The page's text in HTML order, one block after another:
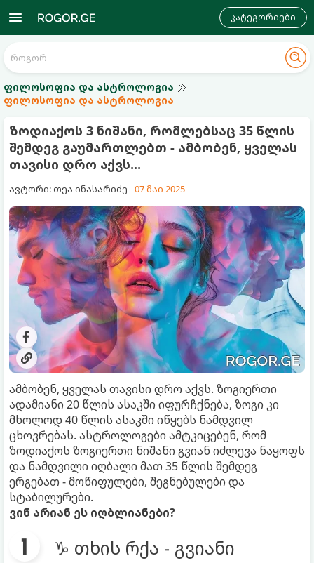
კატეგორიები
ფილოსოფია და ასტროლოგია
ფილოსოფია და ასტროლოგია
ზოდიაქოს 3 ნიშანი, რომლებსაც 35 წლის
შემდეგ გაუმართლებთ - ამბობენ, ყველას
თავისი დრო აქვს...
ავტორი: თეა ინასარიძე 07 მაი 2025
ამბობენ, ყველას თავისი დრო აქვს. ზოგიერთი
ადამიანი 20 წლის ასაკში იფურჩქნება, ზოგი კი
მხოლოდ 40 წლის ასაკში იწყებს ნამდვილ
ცხოვრებას. ასტროლოგები ამტკიცებენ, რომ
ზოდიაქოს ზოგიერთი ნიშანი გვიან იძლევა ნაყოფს
და ნამდვილი იღბალი მათ 35 წლის შემდეგ
ერგებათ - მოწიფულები, შეგნებულები და
სტაბილურები.
ვინ არიან ეს იღბლიანები?
♑ თხის რქა - გვიანი